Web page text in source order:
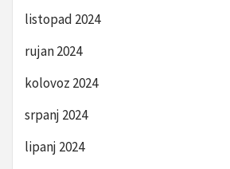
listopad 2024
rujan 2024
kolovoz 2024
srpanj 2024
lipanj 2024